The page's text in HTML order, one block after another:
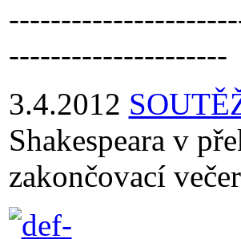
---------------------
3.4.2012
Shakespeara v
zakončovací